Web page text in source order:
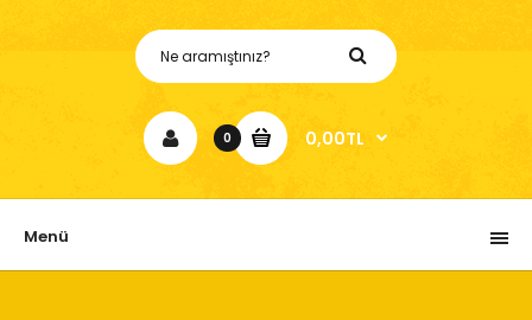
0 0,00TL
Menü